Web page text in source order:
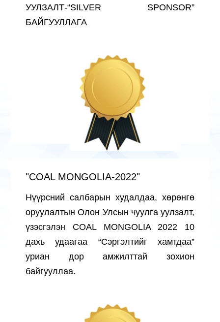
УУЛЗАЛТ-“SILVER SPONSOR”
БАЙГУУЛЛАГА
"COAL MONGOLIA-2022"
Нүүрсний салбарын худалдаа, хөрөнгө
оруулалтын Олон Улсын чуулга уулзалт,
үзэсгэлэн COAL MONGOLIA 2022 10
дахь удаагаа “Сэргэлтийг хамтдаа”
уриан дор амжилттай зохион
байгууллаа.